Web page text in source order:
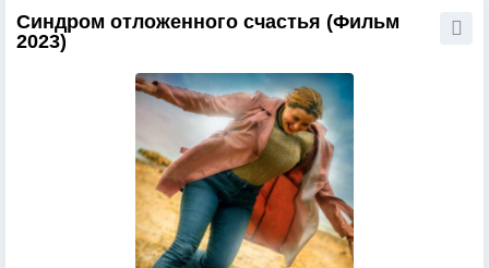
Синдром отложенного счастья (Фильм
2023)